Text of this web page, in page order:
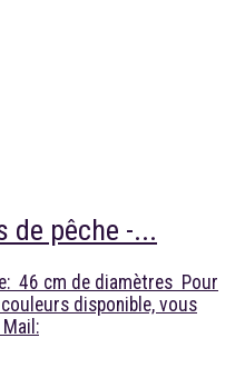
de pêche -...
46 cm de diamètres Pour
disponible, vous